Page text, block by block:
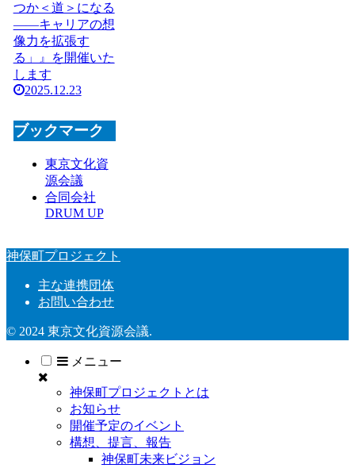
つか＜道＞になる
――キャリアの想
像力を拡張す
る」』を開催いた
します
2025.12.23
ブックマーク
東京文化資
源会議
合同会社
DRUM UP
神保町プロジェクト
主な連携団体
お問い合わせ
© 2024 東京文化資源会議.
メニュー
神保町プロジェクトとは
お知らせ
開催予定のイベント
構想、提言、報告
神保町未来ビジョン